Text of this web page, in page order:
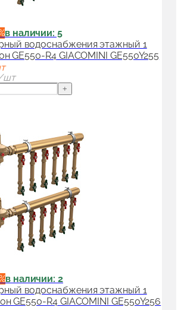
в наличии: 5
водоснабжения этажный 1
GE550-R4 GIACOMINI GE550Y255
шт
+
в наличии: 2
водоснабжения этажный 1
GE550-R4 GIACOMINI GE550Y256